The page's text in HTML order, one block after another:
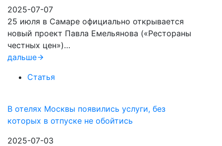
2025-07-07
25 июля в Самаре официально открывается
новый проект Павла Емельянова («Рестораны
честных цен»)…
дальше
Статья
В отелях Москвы появились услуги, без
которых в отпуске не обойтись
2025-07-03